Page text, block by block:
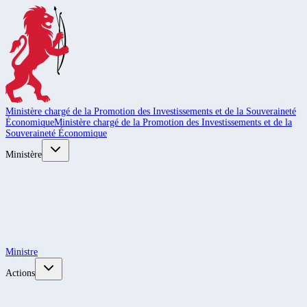
Ministère chargé de la Promotion des Investissements et de la Souveraineté
ÉconomiqueMinistère chargé de la Promotion des Investissements et de la
Souveraineté Économique
Ministère
Ministre
Actions